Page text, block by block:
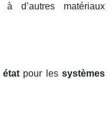
à d’autres matériaux
étatpour les systèmes